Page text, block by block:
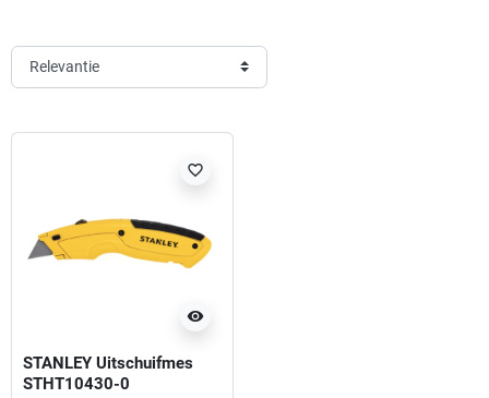
visibility
favorite_border
STANLEY Uitschuifmes
STHT10430-0